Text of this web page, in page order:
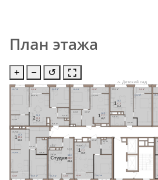
План этажа
+ − ↺
3,2 м² 12,7 м²
4,7 м²
15,8 м²
4,5 м²
1,4 м²
3,8 м²
3,6 м²
13,0 м²
7,6 м²
3,4 м²
4,9 м²
11,9 м²
13,3 м²
10,7 м²
8,3 м²
3,4 м²
14,7 м²
5,7 м²
3,3 м²
11,6 м²
18,0 м²
6,6 м²
3,0 м²
12,6 м²
4,8 м² 4,9 м²
15,4 м²
3,4 м²
16,3 м²
4,6 м²
16,2 м²
4,3 м²
16,2
1
12,7
37,7
40,9
Cтудия
13,0
28,0
29,4
1
13,3
49,1
52,5
2
26,3
59,9
63,3
1
12,6
37,7
40,7
1
16,2
41,4
44,8
Детский сад